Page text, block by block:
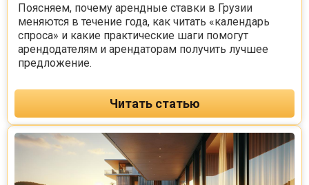
Поясняем, почему арендные ставки в Грузии
меняются в течение года, как читать «календарь
спроса» и какие практические шаги помогут
арендодателям и арендаторам получить лучшее
предложение.
Читать статью